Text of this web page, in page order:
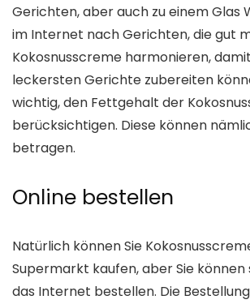
Gerichten, aber auch zu einem Glas
im Internet nach Gerichten, die gut
Kokosnusscreme harmonieren,
leckersten Gerichte zubereiten
wichtig, den Fettgehalt der
berücksichtigen. Diese können
betragen.
Online bestellen
Natürlich können Sie
Supermarkt kaufen, aber Sie können
das Internet bestellen. Die